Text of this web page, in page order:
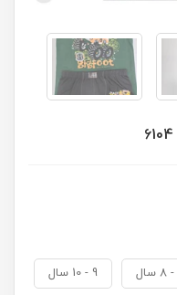
9 - 10 سال